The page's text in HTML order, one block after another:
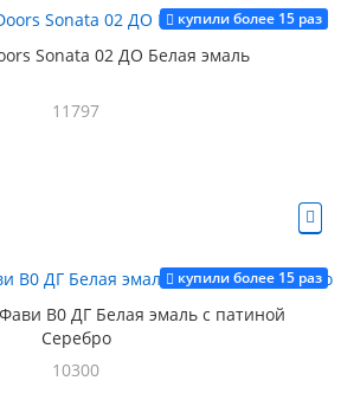
купили более 15 раз
Sonata 02 ДО Белая эмаль
11797
купили более 15 раз
В0 ДГ Белая эмаль с патиной
Серебро
10300